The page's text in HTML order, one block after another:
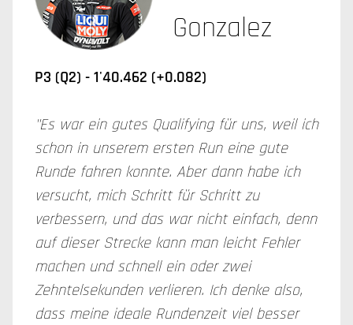
Gonzalez
P3 (Q2) - 1'40.462 (+0.082)
"Es war ein gutes Qualifying für uns, weil ich
schon in unserem ersten Run eine gute
Runde fahren konnte. Aber dann habe ich
versucht, mich Schritt für Schritt zu
verbessern, und das war nicht einfach, denn
auf dieser Strecke kann man leicht Fehler
machen und schnell ein oder zwei
Zehntelsekunden verlieren. Ich denke also,
dass meine ideale Rundenzeit viel besser